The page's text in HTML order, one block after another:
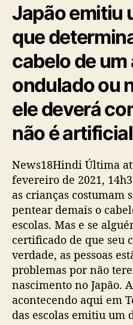
Japão emitiu
que
cabelo de
ondulado ou
ele deverá
não é
News18Hindi Última
fevereiro de 2021,
as crianças costumam
pentear demais o
escolas. Mas e se
certificado de que seu
verdade, as pessoas
problemas por não
nascimento no Japão.
acontecendo aqui em
das escolas emitiu um